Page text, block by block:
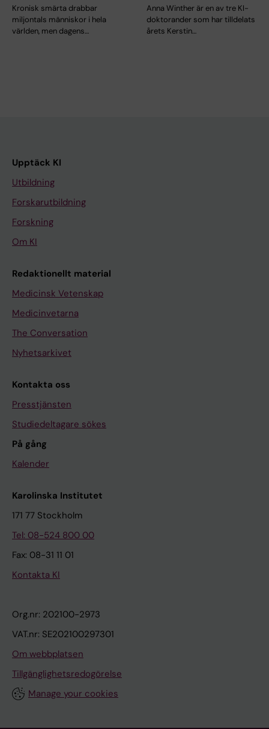
Kronisk smärta drabbar
miljontals människor i hela
världen, men dagens…
Anna Winther är en av tre KI-
doktorander som har tilldelats
årets Kerstin…
Upptäck KI
Utbildning
Forskarutbildning
Forskning
Om KI
Redaktionellt material
Medicinsk Vetenskap
Medicinvetarna
The Conversation
Nyhetsarkivet
Kontakta oss
Presstjänsten
Studiedeltagare sökes
På gång
Kalender
Karolinska Institutet
171 77 Stockholm
Tel: 08-524 800 00
Fax: 08-31 11 01
Kontakta KI
Org.nr: 202100-2973
VAT.nr: SE202100297301
Om webbplatsen
Tillgänglighetsredogörelse
Manage your cookies